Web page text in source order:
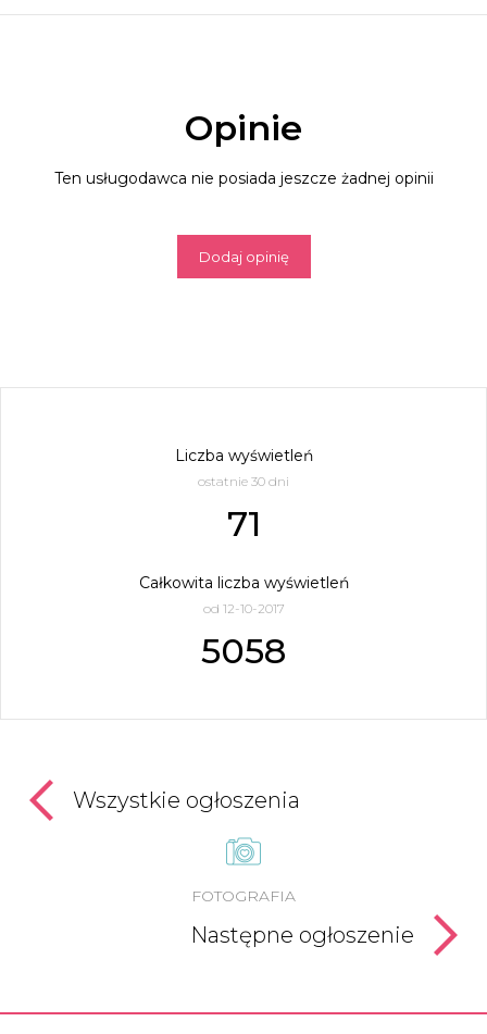
Opinie
Ten usługodawca nie posiada jeszcze żadnej opinii
Dodaj opinię
Liczba wyświetleń
ostatnie 30 dni
71
Całkowita liczba wyświetleń
od 12-10-2017
5058
Wszystkie ogłoszenia
FOTOGRAFIA
Następne ogłoszenie